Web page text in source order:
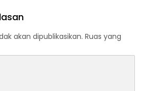
akan dipublikasikan. Ruas yang